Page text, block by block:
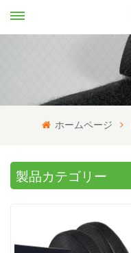
ホームページ
製品カテゴリー